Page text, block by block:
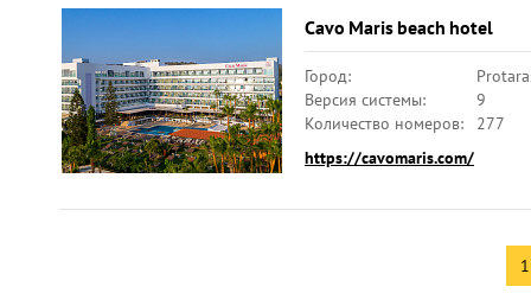
Cavo Maris beach hotel
Город:
Версия системы:
9
Количество номеров:
277
https://cavomaris.com/
1